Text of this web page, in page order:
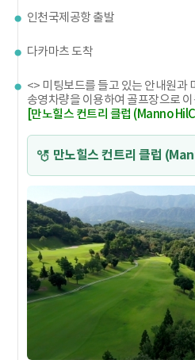
인천국제공항 출발
다카마츠 도착
<> 미팅보드를 들고 있는 안내원과
송영차량을 이용하여 골프장으로
[만노힐스 컨트리 클럽 (Manno
만노힐스 컨트리 클럽